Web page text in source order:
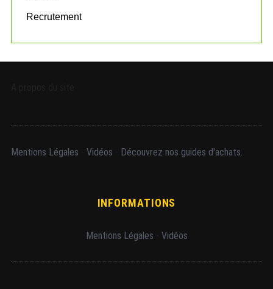
Recrutement
Mentions Légales Vidéos Découvrez nos guides d'achats.
INFORMATIONS
Mentions Légales Vidéos